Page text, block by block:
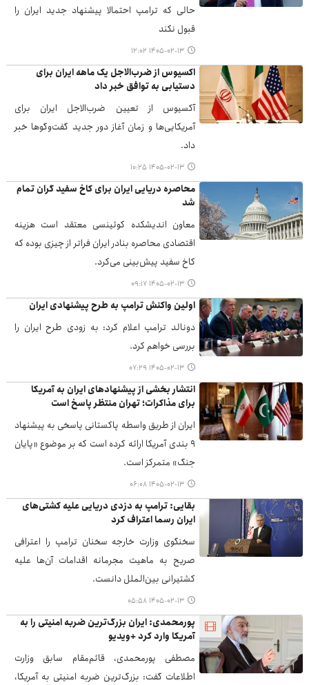
حالی که ترامپ احتمالا پیشنهاد جدید ایران را
قبول نکند
۱۴۰۵-۰۲-۱۳ ۱۲:۰۲
اکسیوس از ضرب‌الاجل یک ماهه ایران برای
دستیابی به توافق خبر داد
آکسیوس از تعیین ضرب‌الاجل ایران برای
آمریکایی‌ها و زمان آغاز دور جدید گفت‌وگوها خبر
داد.
۱۴۰۵-۰۲-۱۳ ۱۰:۲۵
محاصره دریایی ایران برای کاخ سفید گران تمام
شد
معاون اندیشکده کوئینسی معتقد است هزینه
اقتصادی محاصره بنادر ایران فراتر از چیزی بوده که
کاخ سفید پیش‌بینی می‌کرد.
۱۴۰۵-۰۲-۱۳ ۰۹:۱۷
اولین واکنش ترامپ به طرح پیشنهادی ایران
دونالد ترامپ اعلام کرد: به زودی طرح ایران را
بررسی خواهم کرد.
۱۴۰۵-۰۲-۱۳ ۰۷:۲۹
انتشار بخشی از پیشنهادهای ایران به آمریکا
برای مذاکرات؛ تهران منتظر پاسخ است
ایران از طریق واسطه پاکستانی پاسخی به پیشنهاد
۹ بندی آمریکا ارائه کرده است که بر موضوع «پایان
جنگ» متمرکز است.
۱۴۰۵-۰۲-۱۳ ۰۶:۰۸
بقایی: ترامپ به دزدی دریایی علیه کشتی‌های
ایران رسما اعتراف کرد
سخنگوی وزارت خارجه سخنان ترامپ را اعترافی
صریح به ماهیت مجرمانه اقدامات آن‌ها علیه
کشتیرانی بین‌الملل دانست.
۱۴۰۵-۰۲-۱۳ ۰۵:۵۸
پورمحمدی: ایران بزرگ‌ترین ضربه امنیتی را به
آمریکا وارد کرد +ویدیو
مصطفی پورمحمدی، قائم‌مقام سابق وزارت
اطلاعات گفت: بزرگ‌ترین ضربه امنیتی به آمریکا،